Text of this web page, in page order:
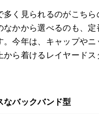
多く見られるのがこちら
なかから選べるのも、定
。今年は、キャップやニ
から着けるレイヤードス
なバックバンド型